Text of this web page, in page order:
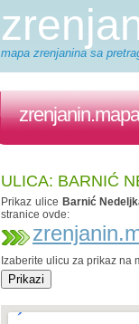
mapa zrenjanina sa
ULICA: BARNIĆ
Prikaz ulice Barnić
stranice ovde:
Izaberite ulicu za prikaz na